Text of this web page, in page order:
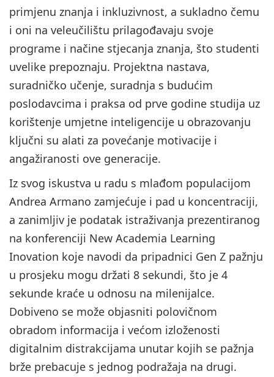
primjenu znanja i inkluzivnost, a sukladno čemu
i oni na veleučilištu prilagođavaju svoje
programe i načine stjecanja znanja, što studenti
uvelike prepoznaju. Projektna nastava,
suradničko učenje, suradnja s budućim
poslodavcima i praksa od prve godine studija uz
korištenje umjetne inteligencije u obrazovanju
ključni su alati za povećanje motivacije i
angažiranosti ove generacije.
Iz svog iskustva u radu s mlađom populacijom
Andrea Armano zamjećuje i pad u koncentraciji,
a zanimljiv je podatak istraživanja prezentiranog
na konferenciji New Academia Learning
Inovation koje navodi da pripadnici Gen Z pažnju
u prosjeku mogu držati 8 sekundi, što je 4
sekunde kraće u odnosu na milenijalce.
Dobiveno se može objasniti polovičnom
obradom informacija i većom izloženosti
digitalnim distrakcijama unutar kojih se pažnja
brže prebacuje s jednog podražaja na drugi.